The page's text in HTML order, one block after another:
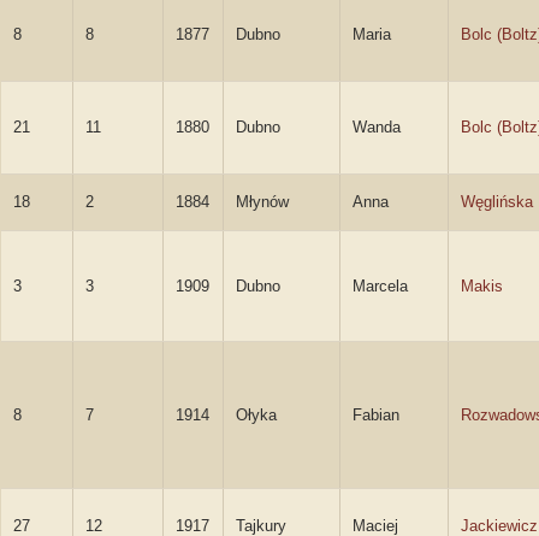
8 8 1877 Dubno Maria Bolc
21 11 1880 Dubno Wanda Bolc
18 2 1884 Młynów Anna Węglińska
3 3 1909 Dubno Marcela Makis
8 7 1914 Ołyka Fabian
27 12 1917 Tajkury Maciej Jackiewicz